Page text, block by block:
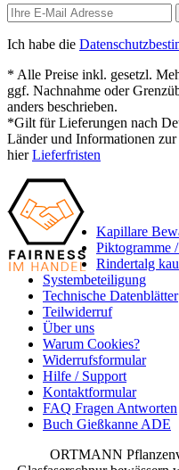
Ich habe die
* Alle Preise inkl. gesetzl.
ggf. Nachnahme oder
anders beschrieben.
*Gilt für Lieferungen nach
Länder und Informationen
hierLieferfristen
Kapillare
Piktogramme
Rindertalg
Systembeteiligung
Technische Datenblätter
Teilwiderruf
Über uns
Warum Cookies?
Widerrufsformular
Hilfe / Support
Kontaktformular
FAQ Fragen Antworten
Buch Gießkanne ADE
ORTMANN